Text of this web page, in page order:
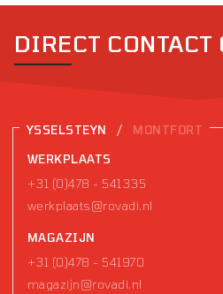
DIRECT CONTACT
YSSELSTEYN / MONTFORT
WERKPLAATS
+31 (0)478 - 541335
werkplaats@rovadi.nl
MAGAZIJN
+31 (0)478 - 541970
magazijn@rovadi.nl